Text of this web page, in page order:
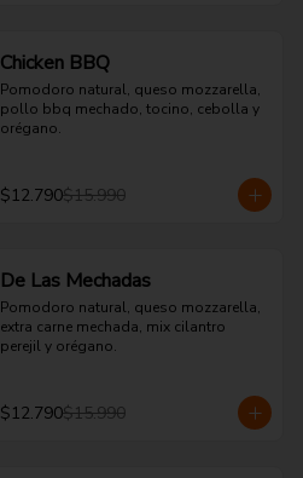
Chicken BBQ
Pomodoro natural, queso mozzarella,
pollo bbq mechado, tocino, cebolla y
orégano.
$12.790$15.990
De Las Mechadas
Pomodoro natural, queso mozzarella,
extra carne mechada, mix cilantro
perejil y orégano.
$12.790$15.990